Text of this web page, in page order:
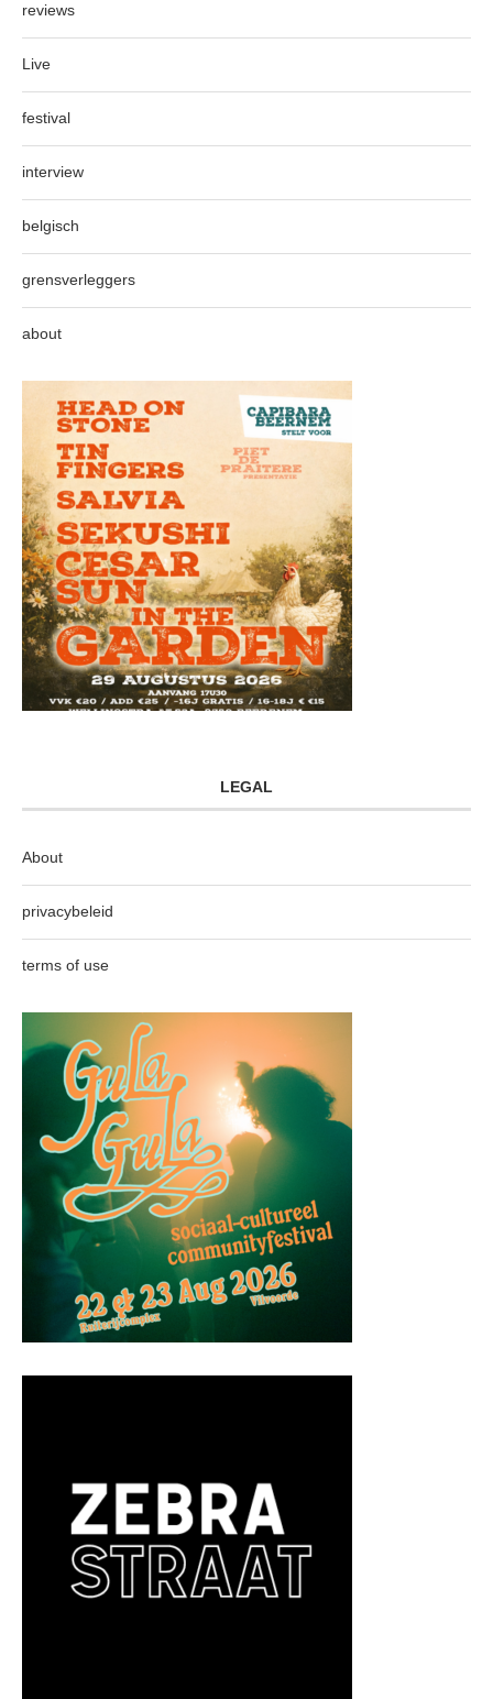
reviews
Live
festival
interview
belgisch
grensverleggers
about
LEGAL
About
privacybeleid
terms of use